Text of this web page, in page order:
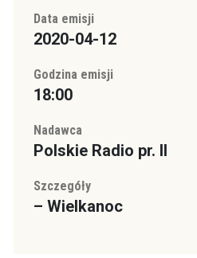
Data emisji
2020-04-12
Godzina emisji
18:00
Nadawca
Polskie Radio pr. II
Szczegóły
– Wielkanoc